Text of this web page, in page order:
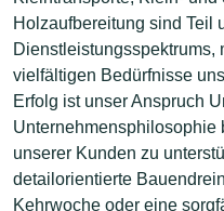
Holzaufbereitung sind Teil
Dienstleistungsspektrums,
vielfältigen Bedürfnisse
Erfolg ist unser Anspruch
Unternehmensphilosophie
unserer Kunden zu
detailorientierte
Kehrwoche oder eine